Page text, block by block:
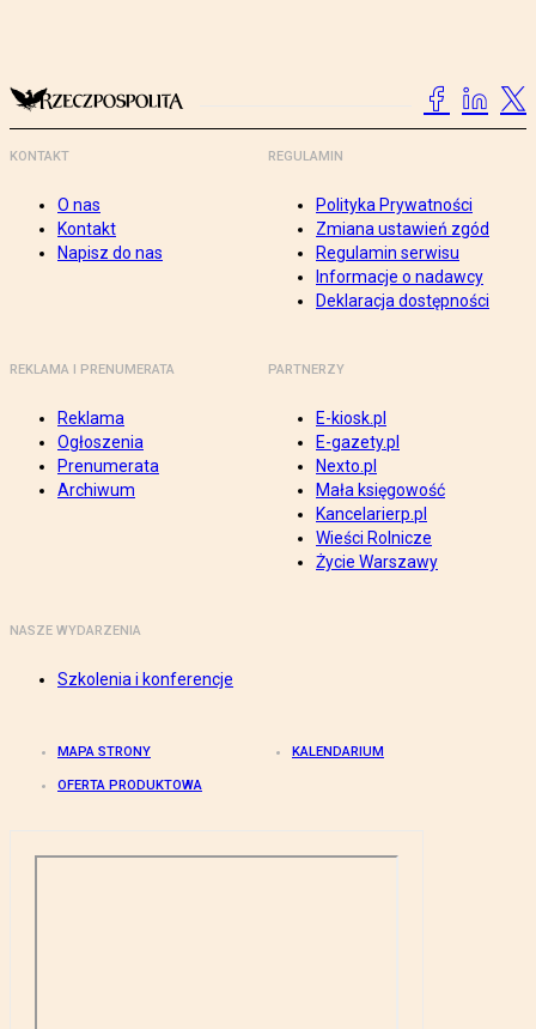
KONTAKT
O nas
Kontakt
Napisz do nas
REGULAMIN
Polityka Prywatności
Zmiana ustawień zgód
Regulamin serwisu
Informacje o nadawcy
Deklaracja dostępności
REKLAMA I PRENUMERATA
Reklama
Ogłoszenia
Prenumerata
Archiwum
PARTNERZY
E-kiosk.pl
E-gazety.pl
Nexto.pl
Mała księgowość
Kancelarierp.pl
Wieści Rolnicze
Życie Warszawy
NASZE WYDARZENIA
Szkolenia i konferencje
MAPA STRONY KALENDARIUM
OFERTA PRODUKTOWA